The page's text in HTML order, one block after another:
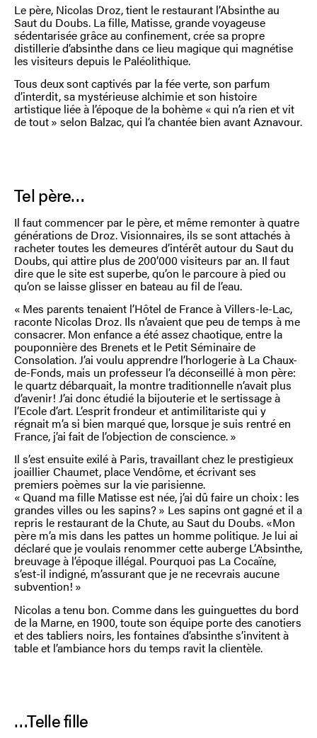
Le père, Nicolas Droz, tient le restaurant l’Absinthe au
Saut du Doubs. La fille, Matisse, grande voyageuse
sédentarisée grâce au confinement, crée sa propre
distillerie d’absinthe dans ce lieu magique qui magnétise
les visiteurs depuis le Paléolithique.
Tous deux sont captivés par la fée verte, son parfum
d’interdit, sa mystérieuse alchimie et son histoire
artistique liée à l’époque de la bohème « qui n’a rien et vit
de tout » selon Balzac, qui l’a chantée bien avant Aznavour.
Tel père…
Il faut commencer par le père, et même remonter à quatre
générations de Droz. Visionnaires, ils se sont attachés à
racheter toutes les demeures d’intérêt autour du Saut du
Doubs, qui attire plus de 200’000 visiteurs par an. Il faut
dire que le site est superbe, qu’on le parcoure à pied ou
qu’on se laisse glisser en bateau au fil de l’eau.
« Mes parents tenaient l’Hôtel de France à Villers-le-Lac,
raconte Nicolas Droz. Ils n’avaient que peu de temps à me
consacrer. Mon enfance a été assez chaotique, entre la
pouponnière des Brenets et le Petit Séminaire de
Consolation. J’ai voulu apprendre l’horlogerie à La Chaux-
de-Fonds, mais un professeur l’a déconseillé à mon père:
le quartz débarquait, la montre traditionnelle n’avait plus
d’avenir! J’ai donc étudié la bijouterie et le sertissage à
l’Ecole d’art. L’esprit frondeur et antimilitariste qui y
régnait m’a si bien marqué que, lorsque je suis rentré en
France, j’ai fait de l’objection de conscience. »
Il s’est ensuite exilé à Paris, travaillant chez le prestigieux
joaillier Chaumet, place Vendôme, et écrivant ses
premiers poèmes sur la vie parisienne.
« Quand ma fille Matisse est née, j’ai dû faire un choix : les
grandes villes ou les sapins? » Les sapins ont gagné et il a
repris le restaurant de la Chute, au Saut du Doubs. «Mon
père m’a mis dans les pattes un homme politique. Je lui ai
déclaré que je voulais renommer cette auberge L’Absinthe,
breuvage à l’époque illégal. Pourquoi pas La Cocaïne,
s’est-il indigné, m’assurant que je ne recevrais aucune
subvention! »
Nicolas a tenu bon. Comme dans les guinguettes du bord
de la Marne, en 1900, toute son équipe porte des canotiers
et des tabliers noirs, les fontaines d’absinthe s’invitent à
table et l’ambiance hors du temps ravit la clientèle.
…Telle fille